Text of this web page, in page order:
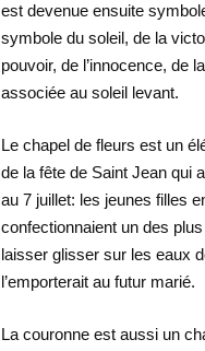
est devenue ensuite
symbole du soleil, de la
pouvoir, de l’innocence, de
associée au soleil levant.
Le chapel de fleurs est un
de la fête de Saint Jean qui
au 7 juillet: les jeunes filles
confectionnaient un des
laisser glisser sur les eaux
l’emporterait au futur marié.
La couronne est aussi un